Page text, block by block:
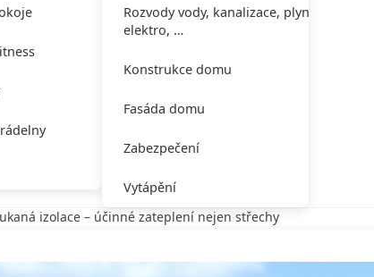
Rozvody vody, kanalizace, plynu,
elektro, …
Konstrukce domu
Fasáda domu
Zabezpečení
Vytápění
izolace – účinné zateplení nejen střechy